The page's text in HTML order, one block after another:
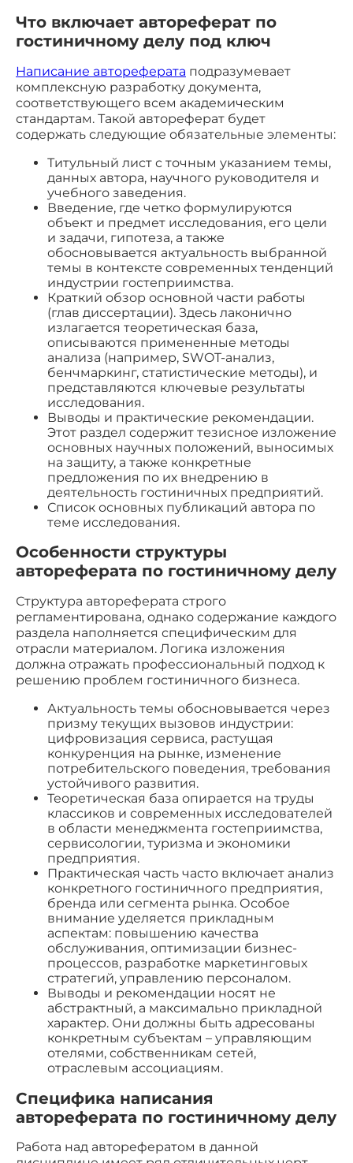
Что включает автореферат по
гостиничному делу под ключ
Написание автореферата подразумевает
комплексную разработку документа,
соответствующего всем академическим
стандартам. Такой автореферат будет
содержать следующие обязательные элементы:
Титульный лист с точным указанием темы,
данных автора, научного руководителя и
учебного заведения.
Введение, где четко формулируются
объект и предмет исследования, его цели
и задачи, гипотеза, а также
обосновывается актуальность выбранной
темы в контексте современных тенденций
индустрии гостеприимства.
Краткий обзор основной части работы
(глав диссертации). Здесь лаконично
излагается теоретическая база,
описываются примененные методы
анализа (например, SWOT-анализ,
бенчмаркинг, статистические методы), и
представляются ключевые результаты
исследования.
Выводы и практические рекомендации.
Этот раздел содержит тезисное изложение
основных научных положений, выносимых
на защиту, а также конкретные
предложения по их внедрению в
деятельность гостиничных предприятий.
Список основных публикаций автора по
теме исследования.
Особенности структуры
автореферата по гостиничному делу
Структура автореферата строго
регламентирована, однако содержание каждого
раздела наполняется специфическим для
отрасли материалом. Логика изложения
должна отражать профессиональный подход к
решению проблем гостиничного бизнеса.
Актуальность темы обосновывается через
призму текущих вызовов индустрии:
цифровизация сервиса, растущая
конкуренция на рынке, изменение
потребительского поведения, требования
устойчивого развития.
Теоретическая база опирается на труды
классиков и современных исследователей
в области менеджмента гостеприимства,
сервисологии, туризма и экономики
предприятия.
Практическая часть часто включает анализ
конкретного гостиничного предприятия,
бренда или сегмента рынка. Особое
внимание уделяется прикладным
аспектам: повышению качества
обслуживания, оптимизации бизнес-
процессов, разработке маркетинговых
стратегий, управлению персоналом.
Выводы и рекомендации носят не
абстрактный, а максимально прикладной
характер. Они должны быть адресованы
конкретным субъектам – управляющим
отелями, собственникам сетей,
отраслевым ассоциациям.
Специфика написания
автореферата по гостиничному делу
Работа над авторефератом в данной